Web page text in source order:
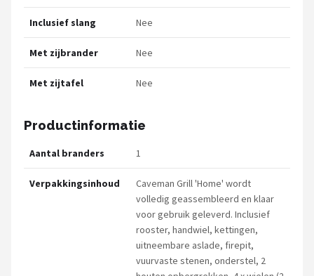
Inclusief slang Nee
Met zijbrander Nee
Met zijtafel Nee
Productinformatie
Aantal branders 1
Verpakkingsinhoud
Caveman Grill 'Home' wordt
volledig geassembleerd en klaar
voor gebruik geleverd. Inclusief
rooster, handwiel, kettingen,
uitneembare aslade, firepit,
vuurvaste stenen, onderstel, 2